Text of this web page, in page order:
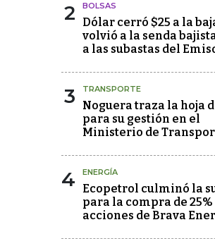
2 BOLSAS
Dólar cerró $25 a la
volvió a la senda
a las subastas del
3 TRANSPORTE
Noguera traza la hoja
para su gestión en el
Ministerio de
4 ENERGÍA
Ecopetrol culminó la
para la compra de 25%
acciones de Brava